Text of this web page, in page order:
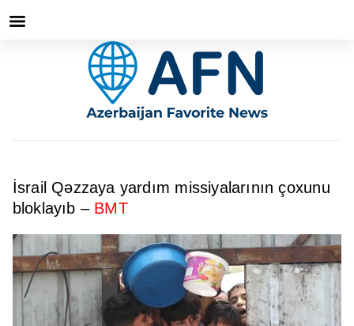
İsrail Qəzzaya yardım missiyalarının çoxunu
bloklayıb – BMT